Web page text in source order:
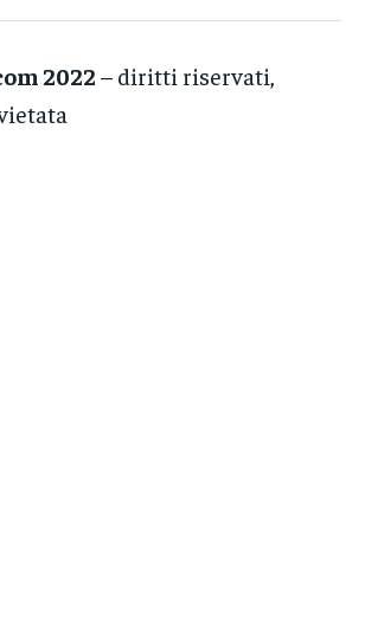
2022 – diritti riservati,